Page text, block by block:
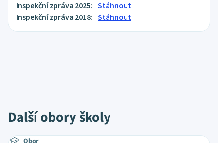
Inspekční zpráva 2025: Stáhnout
Inspekční zpráva 2018: Stáhnout
Další obory školy
Obor